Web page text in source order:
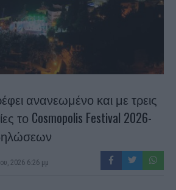
ανανεωμένο και με τρεις
το Cosmopolis Festival 2026-
2026 6:26 μμ